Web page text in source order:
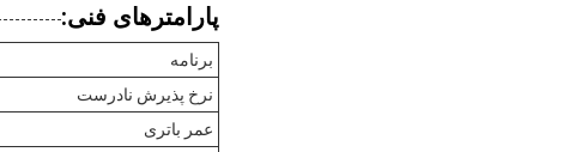
پارامترهای فنی:
برنامه
نرخ پذیرش نادرست
عمر باتری